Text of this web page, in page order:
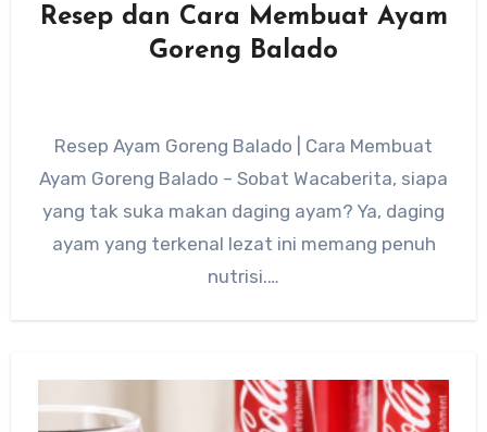
Resep dan Cara Membuat Ayam
Goreng Balado
Resep Ayam Goreng Balado | Cara Membuat
Ayam Goreng Balado – Sobat Wacaberita, siapa
yang tak suka makan daging ayam? Ya, daging
ayam yang terkenal lezat ini memang penuh
nutrisi.…